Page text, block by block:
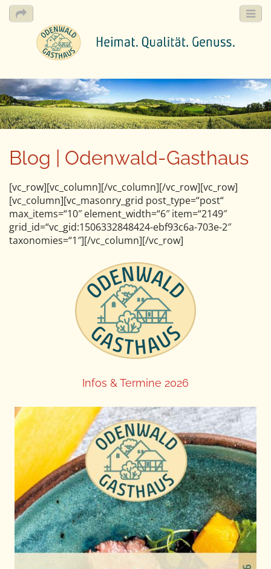
a
i
n
m
e
n
k
i
p
t
o
o
t
e
n
t
Blog | Odenwald-Gasthaus
[vc_row][vc_column][/vc_column][/vc_row][vc_row]
[vc_column][vc_masonry_grid post_type=“post“
max_items=“10″ element_width=“6″ item=“2149″
grid_id=“vc_gid:1506332848424-ebf93c6a-703e-2″
taxonomies=“1″][/vc_column][/vc_row]
Infos & Termine 2026